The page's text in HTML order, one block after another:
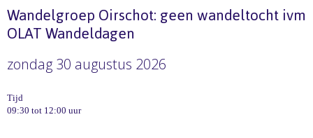
Wandelgroep Oirschot: geen wandeltocht ivm
OLAT Wandeldagen
zondag 30 augustus 2026
Tijd
09:30 tot 12:00 uur